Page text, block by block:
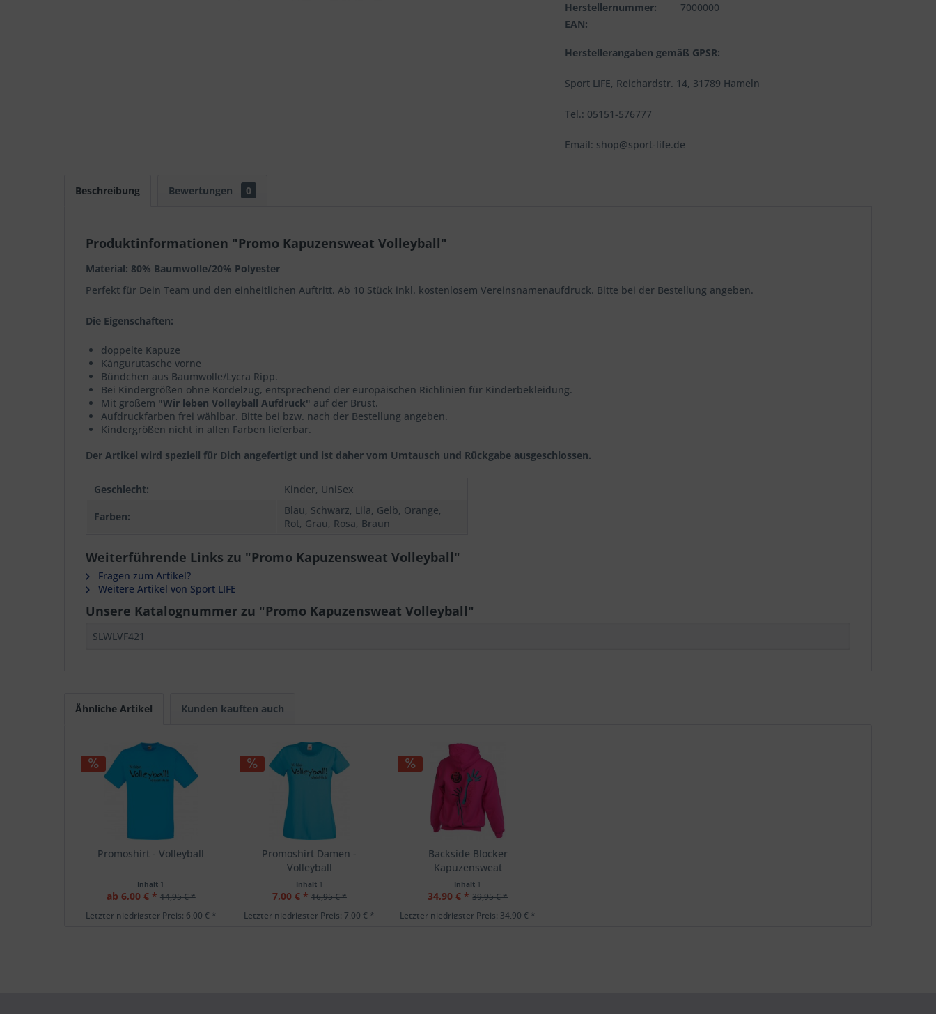
Herstellernummer:
7000000
EAN:
Herstellerangaben gemäß GPSR:
Sport LIFE, Reichardstr. 14, 31789 Hameln
Tel.: 05151-576777
Email: shop@sport-life.de
Beschreibung Bewertungen 0
Produktinformationen "Promo Kapuzensweat Volleyball"
Material: 80% Baumwolle/20% Polyester
Perfekt für Dein Team und den einheitlichen Auftritt. Ab 10 Stück inkl. kostenlosem Vereinsnamenaufdruck. Bitte bei der Bestellung angeben.
Die Eigenschaften:
doppelte Kapuze
Kängurutasche vorne
Bündchen aus Baumwolle/Lycra Ripp.
Bei Kindergrößen ohne Kordelzug, entsprechend der europäischen Richlinien für Kinderbekleidung.
Mit großem "Wir leben Volleyball Aufdruck" auf der Brust.
Aufdruckfarben frei wählbar. Bitte bei bzw. nach der Bestellung angeben.
Kindergrößen nicht in allen Farben lieferbar.
Der Artikel wird speziell für Dich angefertigt und ist daher vom Umtausch und Rückgabe ausgeschlossen.
Geschlecht: Kinder, UniSex
Farben:
Blau, Schwarz, Lila, Gelb, Orange,
Rot, Grau, Rosa, Braun
Weiterführende Links zu "Promo Kapuzensweat Volleyball"
Fragen zum Artikel?
Weitere Artikel von Sport LIFE
Unsere Katalognummer zu "Promo Kapuzensweat Volleyball"
SLWLVF421
Ähnliche Artikel Kunden kauften auch
Promoshirt - Volleyball
Inhalt 1
ab 6,00 € * 14,95 € *
Letzter niedrigster Preis: 6,00 € *
Promoshirt Damen -
Volleyball
Inhalt 1
7,00 € * 16,95 € *
Letzter niedrigster Preis: 7,00 € *
Backside Blocker
Kapuzensweat
Inhalt 1
34,90 € * 39,95 € *
Letzter niedrigster Preis: 34,90 € *